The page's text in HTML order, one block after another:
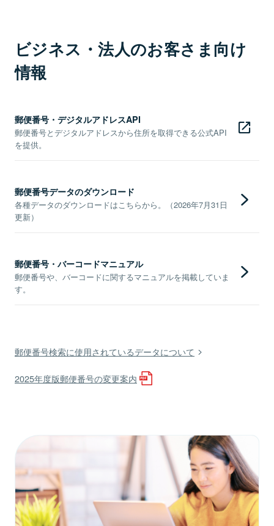
ビジネス・法人のお客さま向け
情報
郵便番号・デジタルアドレスAPI
郵便番号とデジタルアドレスから住所を取得できる公式API
を提供。
郵便番号データのダウンロード
各種データのダウンロードはこちらから。（2026年7月31日
更新）
郵便番号・バーコードマニュアル
郵便番号や、バーコードに関するマニュアルを掲載していま
す。
郵便番号検索に使用されているデータについて
2025年度版郵便番号の変更案内